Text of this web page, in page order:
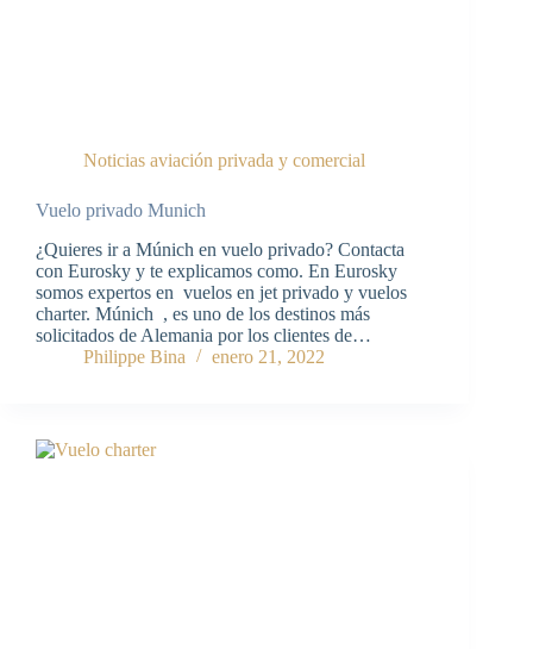
Noticias aviación privada y comercial
Vuelo privado Munich
¿Quieres ir a Múnich en vuelo privado? Contacta
con Eurosky y te explicamos como. En Eurosky
somos expertos en vuelos en jet privado y vuelos
charter. Múnich , es uno de los destinos más
solicitados de Alemania por los clientes de…
Philippe Bina
enero 21, 2022